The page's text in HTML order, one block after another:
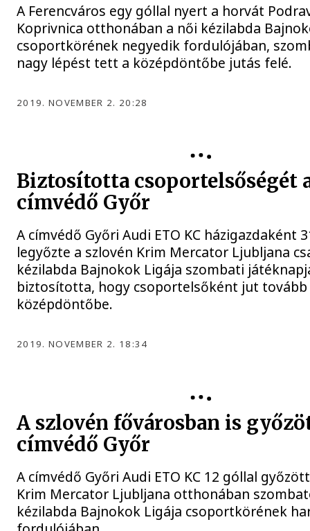
A Ferencváros egy góllal nyert a horvát
Koprivnica otthonában a női kézilabda
csoportkörének negyedik fordulójában,
nagy lépést tett a középdöntőbe jutás felé.
2019. NOVEMBER 2. 20:28
Biztosította csoportelsőségét
címvédő Győr
A címvédő Győri Audi ETO KC házigazdaként
legyőzte a szlovén Krim Mercator Ljubljana
kézilabda Bajnokok Ligája szombati
biztosította, hogy csoportelsőként jut tovább
középdöntőbe.
2019. NOVEMBER 2. 18:34
A szlovén fővárosban is
címvédő Győr
A címvédő Győri Audi ETO KC 12 góllal
Krim Mercator Ljubljana otthonában
kézilabda Bajnokok Ligája csoportkörének